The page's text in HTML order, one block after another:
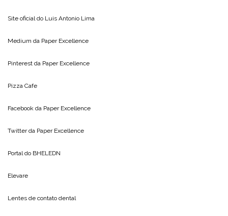
Site oficial do Luis Antonio Lima
Medium da Paper Excellence
Pinterest da Paper Excellence
Pizza Cafe
Facebook da Paper Excellence
Twitter da Paper Excellence
Portal do BHELEDN
Elevare
Lentes de contato dental